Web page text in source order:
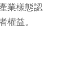
業樣態認
權益。